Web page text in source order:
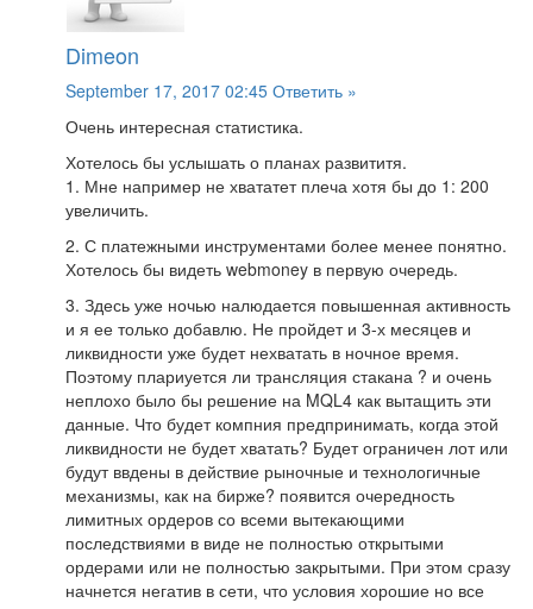
Dimeon
September 17, 2017 02:45 Ответить »
Очень интересная статистика.
Хотелось бы услышать о планах развититя.
1. Мне например не хвататет плеча хотя бы до 1: 200
увеличить.
2. С платежными инструментами более менее понятно.
Хотелось бы видеть webmoney в первую очередь.
3. Здесь уже ночью налюдается повышенная активность
и я ее только добавлю. Не пройдет и 3-х месяцев и
ликвидности уже будет нехватать в ночное время.
Поэтому плариуется ли трансляция стакана ? и очень
неплохо было бы решение на MQL4 как вытащить эти
данные. Что будет компния предпринимать, когда этой
ликвидности не будет хватать? Будет ограничен лот или
будут ввдены в действие рыночные и технологичные
механизмы, как на бирже? появится очередность
лимитных ордеров со всеми вытекающими
последствиями в виде не полностью открытыми
ордерами или не полностью закрытыми. При этом сразу
начнется негатив в сети, что условия хорошие но все